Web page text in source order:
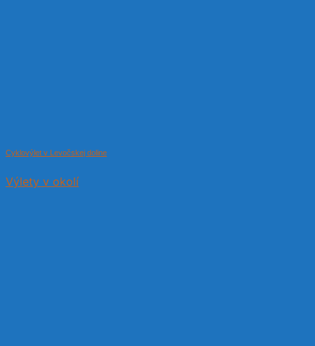
Cyklovýlet v Levočskej doline
Výlety v okolí